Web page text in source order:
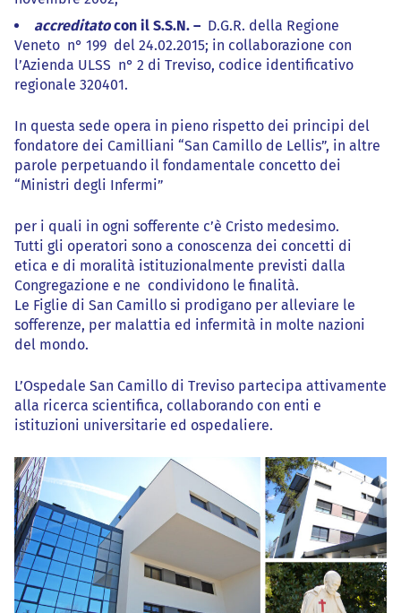
accreditatocon il S.S.N. – D.G.R. della Regione
Veneto n° 199 del 24.02.2015; in collaborazione con
l’Azienda ULSS n° 2 di Treviso, codice identificativo
regionale 320401.
In questa sede opera in pieno rispetto dei principi del
fondatore dei Camilliani “San Camillo de Lellis”, in altre
parole perpetuando il fondamentale concetto dei
“Ministri degli Infermi”
per i quali in ogni sofferente c’è Cristo medesimo.
Tutti gli operatori sono a conoscenza dei concetti di
etica e di moralità istituzionalmente previsti dalla
Congregazione e ne condividono le finalità.
Le Figlie di San Camillo si prodigano per alleviare le
sofferenze, per malattia ed infermità in molte nazioni
del mondo.
L’Ospedale San Camillo di Treviso partecipa attivamente
alla ricerca scientifica, collaborando con enti e
istituzioni universitarie ed ospedaliere.